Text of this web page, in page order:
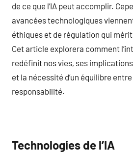
de ce que l’IA peut accomplir.
avancées technologiques
éthiques et de régulation qui
Cet article explorera comment
redéfinit nos vies, ses
et la nécessité d’un équilibre
responsabilité.
Technologies de l’IA